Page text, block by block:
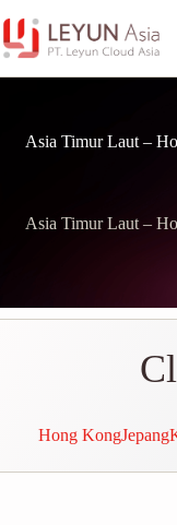
to
content
Asia Timur Laut –
Asia Timur Laut –
Hong KongJepang